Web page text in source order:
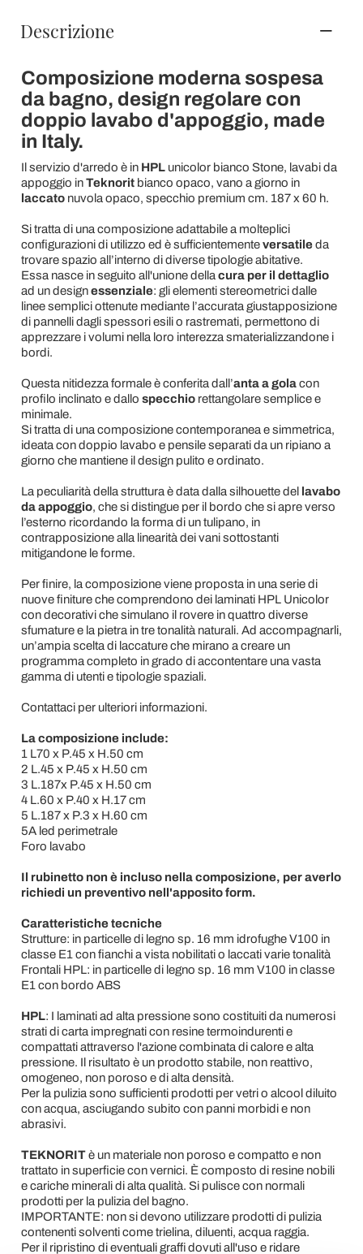
Descrizione
Composizione moderna sospesa
da bagno, design regolare con
doppio lavabo d'appoggio, made
in Italy.
Il servizio d'arredo è in HPLunicolor bianco Stone, lavabi da
appoggio inTeknoritbianco opaco, vano a giorno in
laccatonuvola opaco, specchio premium cm. 187 x 60 h.
Si tratta di una composizione adattabile a molteplici
configurazioni di utilizzo ed è sufficientementeversatileda
trovare spazio all’interno di diverse tipologie abitative.
Essa nasce in seguito all'unione della cura per il dettaglio
ad un designessenziale: gli elementi stereometrici dalle
linee semplici ottenute mediante l’accurata giustapposizione
di pannelli dagli spessori esili o rastremati, permettono di
apprezzare i volumi nella loro interezza smaterializzandone i
bordi.
Questa nitidezza formale è conferita dall’anta a golacon
profilo inclinato e dallo specchiorettangolare semplice e
minimale.
Si tratta di una composizione contemporanea e simmetrica,
ideata con doppio lavabo e pensile separati da un ripiano a
giorno che mantiene il design pulito e ordinato.
La peculiarità della struttura è data dalla silhouette del lavabo
da appoggio, che si distingue per il bordo che si apre verso
l’esterno ricordando la forma di un tulipano, in
contrapposizione alla linearità dei vani sottostanti
mitigandone le forme.
Per finire, la composizione viene proposta in una serie di
nuove finiture che comprendono dei laminati HPL Unicolor
con decorativi che simulano il rovere in quattro diverse
sfumature e la pietra in tre tonalità naturali. Ad accompagnarli,
un’ampia scelta di laccature che mirano a creare un
programma completo in grado di accontentare una vasta
gamma di utenti e tipologie spaziali.
Contattaci per ulteriori informazioni.
La composizione include:
1 L70 x P.45 x H.50 cm
2 L.45 x P.45 x H.50 cm
3 L.187x P.45 x H.50 cm
4 L.60 x P.40 x H.17 cm
5 L.187 x P.3 x H.60 cm
5A led perimetrale
Foro lavabo
Il rubinetto non è incluso nella composizione, per averlo
richiedi un preventivo nell'apposito form.
Caratteristiche tecniche
Strutture: in particelle di legno sp. 16 mm idrofughe V100 in
classe E1 con fianchi a vista nobilitati o laccati varie tonalità
Frontali HPL: in particelle di legno sp. 16 mm V100 in classe
E1 con bordo ABS
HPL: I laminati ad alta pressione sono costituiti da numerosi
strati di carta impregnati con resine termoindurenti e
compattati attraverso l'azione combinata di calore e alta
pressione. Il risultato è un prodotto stabile, non reattivo,
omogeneo, non poroso e di alta densità.
Per la pulizia sono sufficienti prodotti per vetri o alcool diluito
con acqua, asciugando subito con panni morbidi e non
abrasivi.
TEKNORITè un materiale non poroso e compatto e non
trattato in superficie con vernici. È composto di resine nobili
e cariche minerali di alta qualità. Si pulisce con normali
prodotti per la pulizia del bagno.
IMPORTANTE: non si devono utilizzare prodotti di pulizia
contenenti solventi come trielina, diluenti, acqua raggia.
Per il ripristino di eventuali graffi dovuti all'uso e ridare